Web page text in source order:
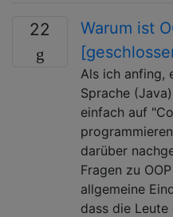
22
Warum ist
Als ich anfing,
Sprache
einfach auf
darüber
Fragen zu
allgemeine
dass die